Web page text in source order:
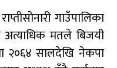
गाउँपालिका
अत्याधिक मतले बिजयी
२०६४ सालदेखि नेकपा